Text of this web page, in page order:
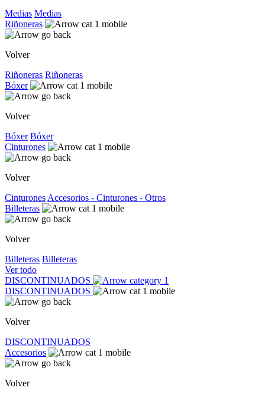
Medias Medias
Riñoneras
Volver
Riñoneras Riñoneras
Bóxer
Volver
Bóxer Bóxer
Cinturones
Volver
Cinturones Accesorios - Cinturones - Otros
Billeteras
Volver
Billeteras Billeteras
Ver todo
DISCONTINUADOS
DISCONTINUADOS
Volver
DISCONTINUADOS
Accesorios
Volver